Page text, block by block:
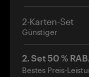
2-Karten-Set
Günstiger
2. Set 50 %
Bestes Preis-